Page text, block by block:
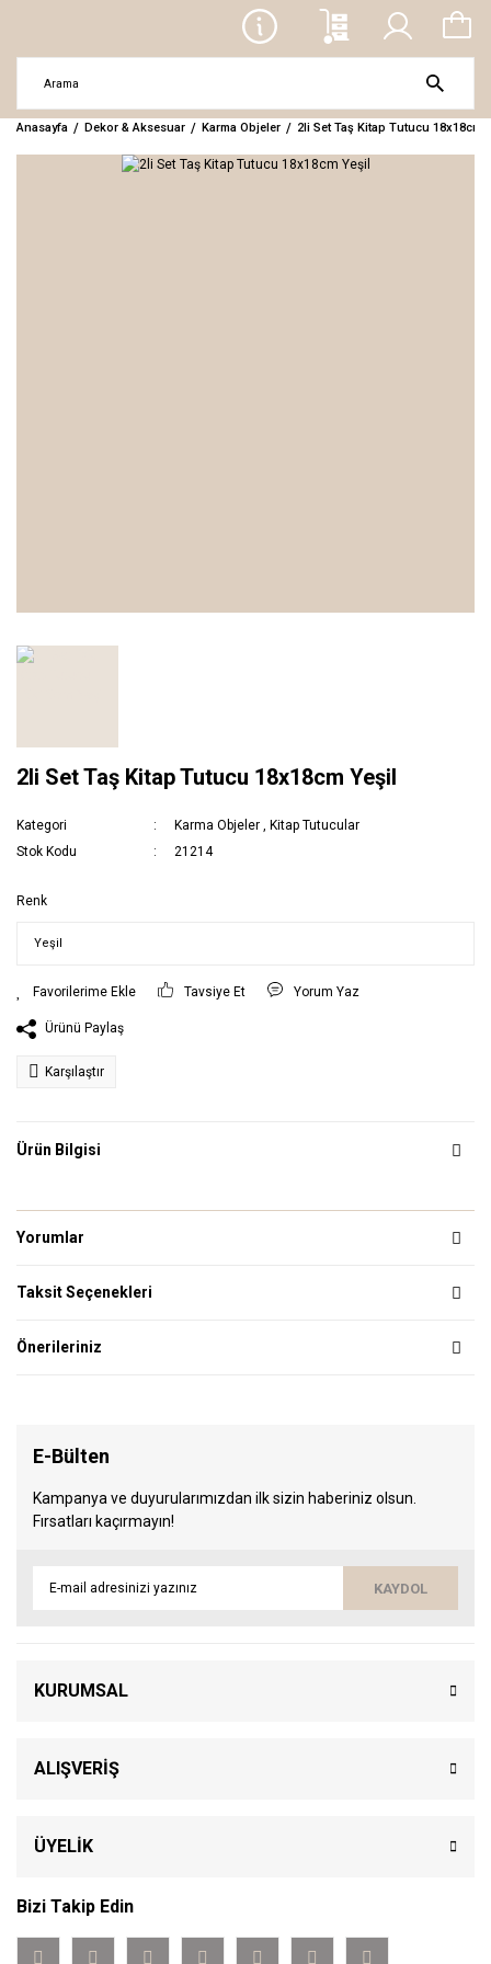
Anasayfa Dekor & Aksesuar Karma Objeler 2li Set Taş Kitap Tutucu 18x18cm
2li Set Taş Kitap Tutucu 18x18cm Yeşil
Kategori Karma Objeler , Kitap Tutucular
Stok Kodu
21214
Renk
Tavsiye Et Yorum Yaz
Ürünü Paylaş
Karşılaştır
Ürün Bilgisi
Yorumlar
Taksit Seçenekleri
Önerileriniz
E-Bülten
Kampanya ve duyurularımızdan ilk sizin haberiniz olsun.
Fırsatları kaçırmayın!
KAYDOL
KURUMSAL
ALIŞVERİŞ
ÜYELİK
Bizi Takip Edin